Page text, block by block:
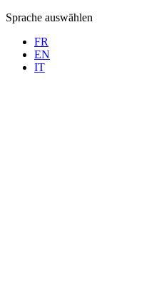
Sprache auswählen
FR
EN
IT